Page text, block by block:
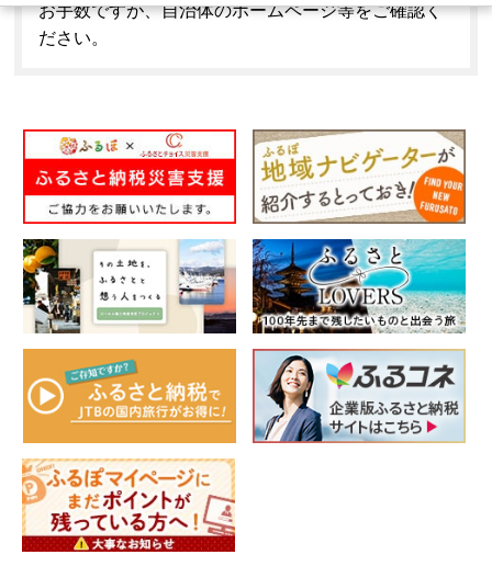
お手数ですが、自治体のホームページ等をご確認く
ださい。